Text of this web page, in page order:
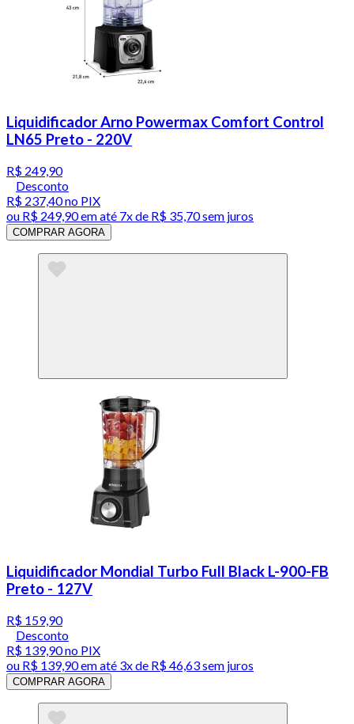
Liquidificador Arno Powermax Comfort Control
LN65 Preto - 220V
R$ 249,90
Desconto
R$ 237,40no PIX
ou R$ 249,90em até 7x de R$ 35,70 sem juros
COMPRAR AGORA
Liquidificador Mondial Turbo Full Black L-900-FB
Preto - 127V
R$ 159,90
Desconto
R$ 139,90no PIX
ou R$ 139,90em até 3x de R$ 46,63 sem juros
COMPRAR AGORA